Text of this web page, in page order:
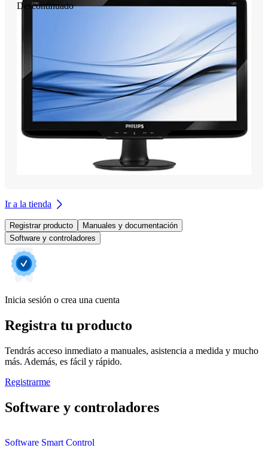
Descontinuado
Ir a la tienda
Registrar producto
Manuales y documentación
Software y controladores
Inicia sesión o crea una cuenta
Registra tu producto
Tendrás acceso inmediato a manuales, asistencia a medida y mucho
más. Además, es fácil y rápido.
Registrarme
Software y controladores
Software Smart Control